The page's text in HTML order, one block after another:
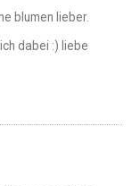
blumen lieber.
dabei :) liebe